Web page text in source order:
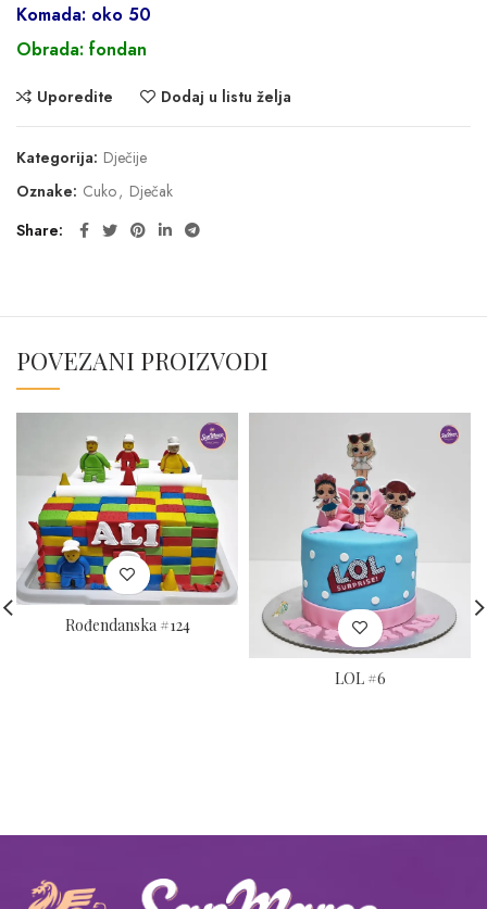
Komada: oko 50
Obrada: fondan
Uporedite Dodaj u listu želja
Kategorija: Dječije
Oznake: Cuko, Dječak
Share
POVEZANI PROIZVODI
Rođendanska #124
LOL #6